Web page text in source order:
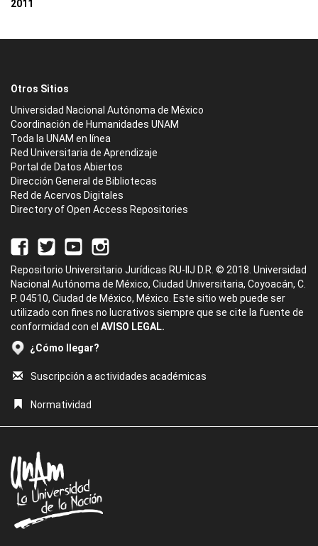
2011
Otros Sitios
Universidad Nacional Autónoma de México
Coordinación de Humanidades UNAM
Toda la UNAM en línea
Red Universitaria de Aprendizaje
Portal de Datos Abiertos
Dirección General de Bibliotecas
Red de Acervos Digitales
Directory of Open Access Repositories
Repositorio Universitario Jurídicas RU-IIJ D.R. © 2018. Universidad
Nacional Autónoma de México, Ciudad Universitaria, Coyoacán, C.
P. 04510, Ciudad de México, México. Este sitio web puede ser
utilizado con fines no lucrativos siempre que se cite la fuente de
conformidad con el AVISO LEGAL.
¿Cómo llegar?
Suscripción a actividades académicas
Normatividad